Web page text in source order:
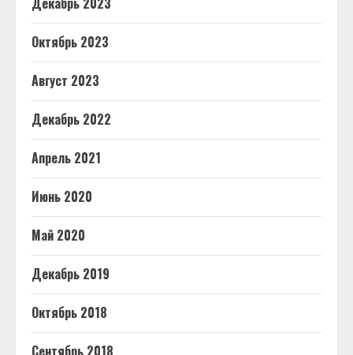
Октябрь 2023
Август 2023
Декабрь 2022
Апрель 2021
Июнь 2020
Май 2020
Декабрь 2019
Октябрь 2018
Сентябрь 2018